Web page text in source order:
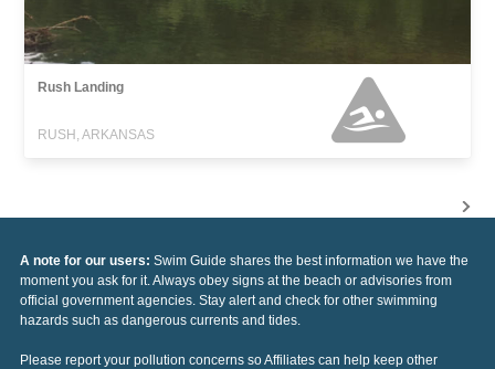
Rush Landing
RUSH, ARKANSAS
A note for our users: Swim Guide shares the best information we have the
moment you ask for it. Always obey signs at the beach or advisories from
official government agencies. Stay alert and check for other swimming
hazards such as dangerous currents and tides.
Please report your pollution concerns so Affiliates can help keep other